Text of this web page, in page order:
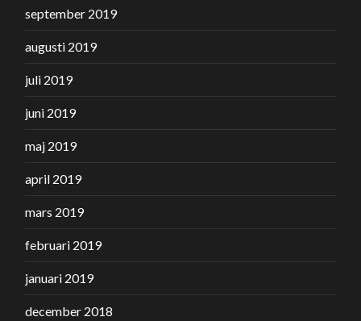
september 2019
augusti 2019
juli 2019
juni 2019
maj 2019
april 2019
mars 2019
februari 2019
januari 2019
december 2018